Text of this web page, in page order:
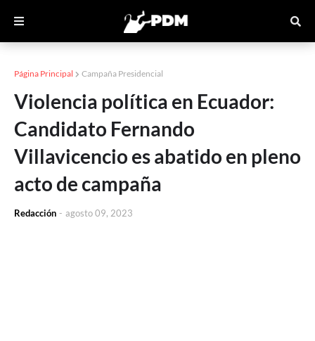
Página Principal Campaña Presidencial
Violencia política en Ecuador:
Candidato Fernando
Villavicencio es abatido en pleno
acto de campaña
Redacción - agosto 09, 2023